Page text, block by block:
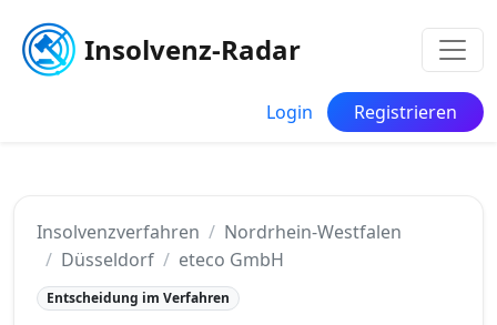
Insolvenz-Radar
Login Registrieren
Insolvenzverfahren
Nordrhein-Westfalen
Düsseldorf
eteco GmbH
Entscheidung im Verfahren